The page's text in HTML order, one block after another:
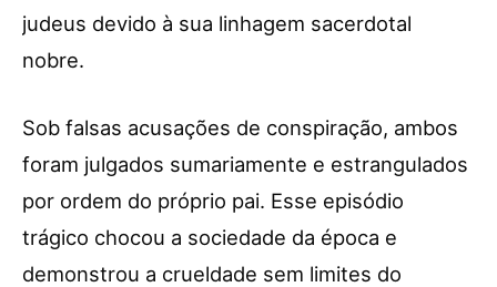
judeus devido à sua linhagem sacerdotal
nobre.
Sob falsas acusações de conspiração, ambos
foram julgados sumariamente e estrangulados
por ordem do próprio pai. Esse episódio
trágico chocou a sociedade da época e
demonstrou a crueldade sem limites do